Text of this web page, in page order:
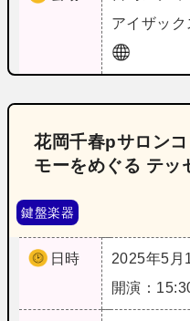
アイザッ
花岡千春pサロン
モーをめぐる テッ
鍵盤楽器
日時
2025年5月
開演：